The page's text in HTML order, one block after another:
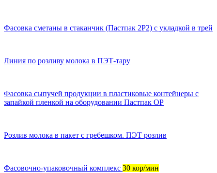
Фасовка сметаны в стаканчик (Пастпак 2Р2) с укладкой в трей
Линия по розливу молока в ПЭТ-тару
Фасовка сыпучей продукции в пластиковые контейнеры с
запайкой пленкой на оборудовании Пастпак ОР
Розлив молока в пакет с гребешком. ПЭТ розлив
Фасовочно-упаковочный комплекс 30 кор/мин